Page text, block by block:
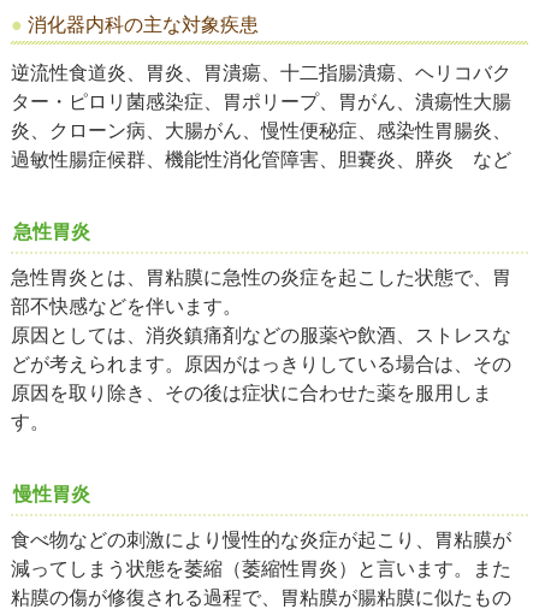
消化器内科の主な対象疾患
逆流性食道炎、胃炎、胃潰瘍、十二指腸潰瘍、ヘリコバク
ター・ピロリ菌感染症、胃ポリープ、胃がん、潰瘍性大腸
炎、クローン病、大腸がん、慢性便秘症、感染性胃腸炎、
過敏性腸症候群、機能性消化管障害、胆嚢炎、膵炎 など
急性胃炎
急性胃炎とは、胃粘膜に急性の炎症を起こした状態で、胃
部不快感などを伴います。
原因としては、消炎鎮痛剤などの服薬や飲酒、ストレスな
どが考えられます。原因がはっきりしている場合は、その
原因を取り除き、その後は症状に合わせた薬を服用しま
す。
慢性胃炎
食べ物などの刺激により慢性的な炎症が起こり、胃粘膜が
減ってしまう状態を萎縮（萎縮性胃炎）と言います。また
粘膜の傷が修復される過程で、胃粘膜が腸粘膜に似たもの